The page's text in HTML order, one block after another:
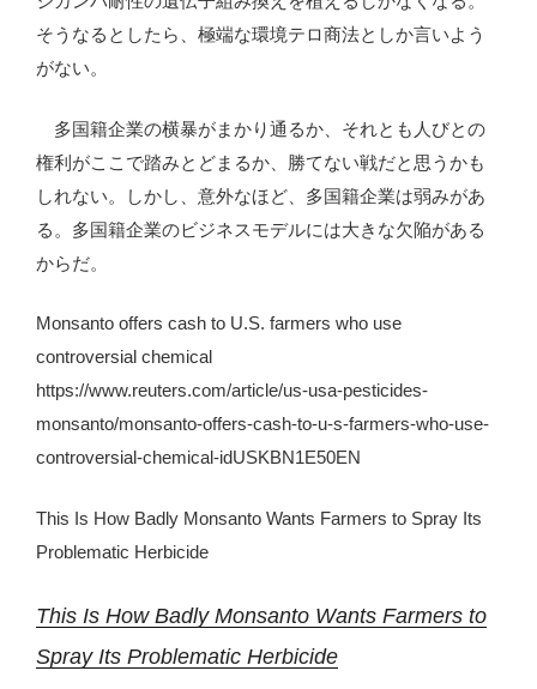
そうなるとしたら、極端な環境テロ商法としか言いよう
がない。
多国籍企業の横暴がまかり通るか、それとも人びとの
権利がここで踏みとどまるか、勝てない戦だと思うかも
しれない。しかし、意外なほど、多国籍企業は弱みがあ
る。多国籍企業のビジネスモデルには大きな欠陥がある
からだ。
Monsanto offers cash to U.S. farmers who use
controversial chemical
https://www.reuters.com/article/us-usa-pesticides-
monsanto/monsanto-offers-cash-to-u-s-farmers-who-use-
controversial-chemical-idUSKBN1E50EN
This Is How Badly Monsanto Wants Farmers to Spray Its
Problematic Herbicide
This Is How Badly Monsanto Wants Farmers to
Spray Its Problematic Herbicide